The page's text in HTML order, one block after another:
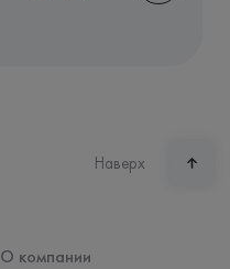
Наверх
О компании